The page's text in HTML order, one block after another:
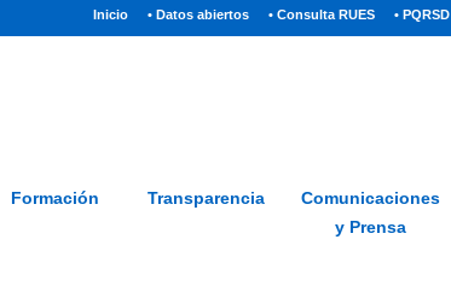
Inicio(current)
• Datos abiertos • Consulta RUES • PQRSD
PQRSD Preguntas frecuentes
Formación Transparencia
Comunicaciones
y Prensa